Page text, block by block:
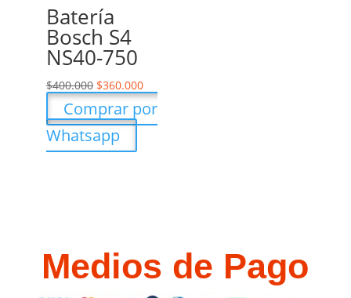
Batería
Bosch S4
NS40-750
$400.000 $360.000
Comprar por
Whatsapp
Medios de Pago